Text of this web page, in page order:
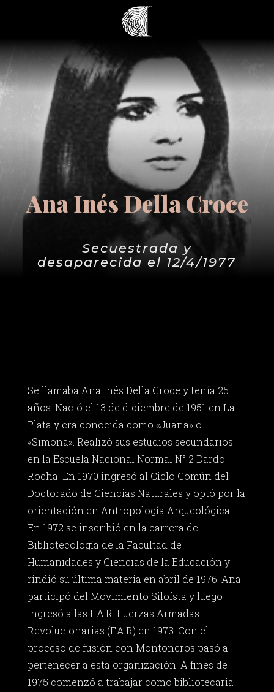
Ana Inés Della Croce
Secuestrada y
desaparecida el 12/4/1977
Se llamaba Ana Inés Della Croce y tenía 25
años. Nació el 13 de diciembre de 1951 en La
Plata y era conocida como «Juana» o
«Simona». Realizó sus estudios secundarios
en la Escuela Nacional Normal N° 2 Dardo
Rocha. En 1970 ingresó al Ciclo Común del
Doctorado de Ciencias Naturales y optó por la
orientación en Antropología Arqueológica.
En 1972 se inscribió en la carrera de
Bibliotecología de la Facultad de
Humanidades y Ciencias de la Educación y
rindió su última materia en abril de 1976. Ana
participó del Movimiento Siloísta y luego
ingresó a las F.A.R. Fuerzas Armadas
Revolucionarias (F.A.R) en 1973. Con el
proceso de fusión con Montoneros pasó a
pertenecer a esta organización. A fines de
1975 comenzó a trabajar como bibliotecaria